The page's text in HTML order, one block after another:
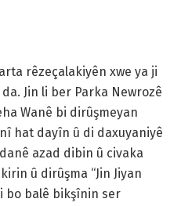
rêzeçalakiyên xwe ya ji
Jin li ber Parka Newrozê
Wanê bi dirûşmeyan
hat dayîn û di daxuyaniyê
azad dibin û civaka
û dirûşma “Jin Jiyan
bo balê bikşînin ser